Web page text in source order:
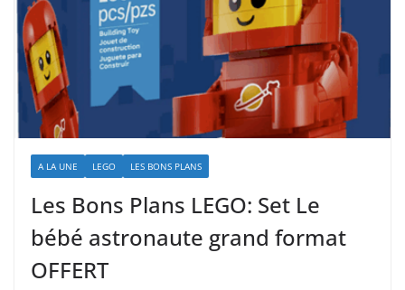
A LA UNE LEGO LES BONS PLANS
Les Bons Plans LEGO: Set Le
bébé astronaute grand format
OFFERT